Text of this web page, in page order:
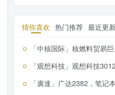
猜你喜欢 热门推荐 最近更
「中核国际」核燃料贸易巨头中核国际，稳增
「观想科技」观想科技301213：军工IT黑马
「廣達」广达2382，笔记本巨头背后的投资价